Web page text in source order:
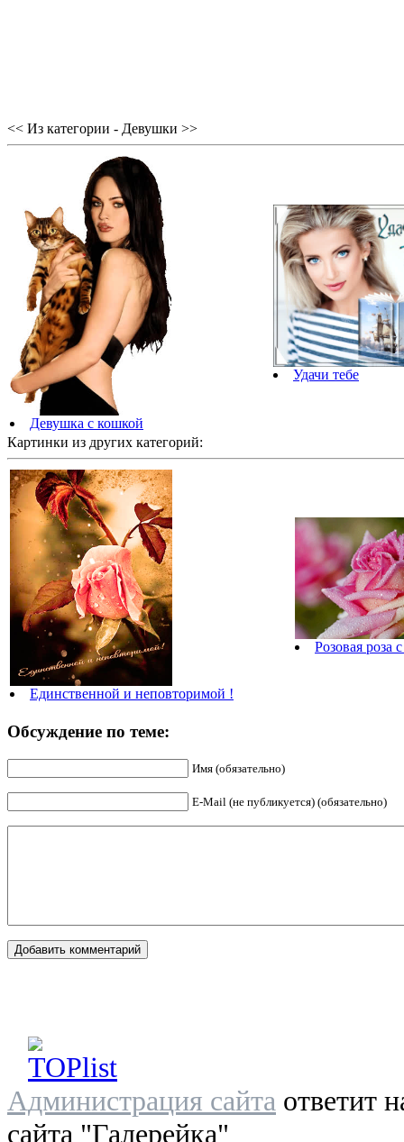
<< Из категории - Девушки >>
Девушка с кошкой
Удачи тебе
Картинки из других категорий:
Единственной и неповторимой !
Розовая роза
Обсуждение по теме:
Имя (обязательно)
E-Mail (не публикуется) (обязательно)
Администрация сайта ответит
сайта "Галерейка"